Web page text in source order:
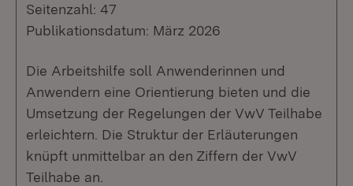
Seitenzahl: 47
Publikationsdatum: März 2026
Die Arbeitshilfe soll Anwenderinnen und
Anwendern eine Orientierung bieten und die
Umsetzung der Regelungen der VwV Teilhabe
erleichtern. Die Struktur der Erläuterungen
knüpft unmittelbar an den Ziffern der VwV
Teilhabe an.